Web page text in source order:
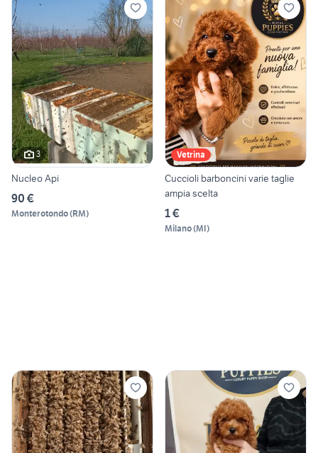
3
Nucleo Api
90 €
Monterotondo(RM)
Vetrina
Cuccioli barboncini varie taglie
ampia scelta
1 €
Milano(MI)